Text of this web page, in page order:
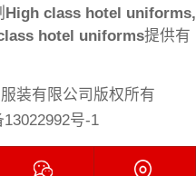
High class hotel uniforms,
hotel uniforms提供有
装有限公司版权所有
13022992号-1